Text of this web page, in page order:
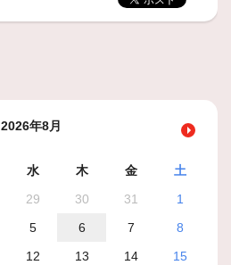
2026年8月
水 木 金
土
29 30 31
1
5 6 7
8
12 13 14
15